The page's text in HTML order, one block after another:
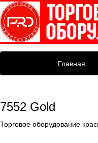
Главная
7552 Gold
Торговое оборудование